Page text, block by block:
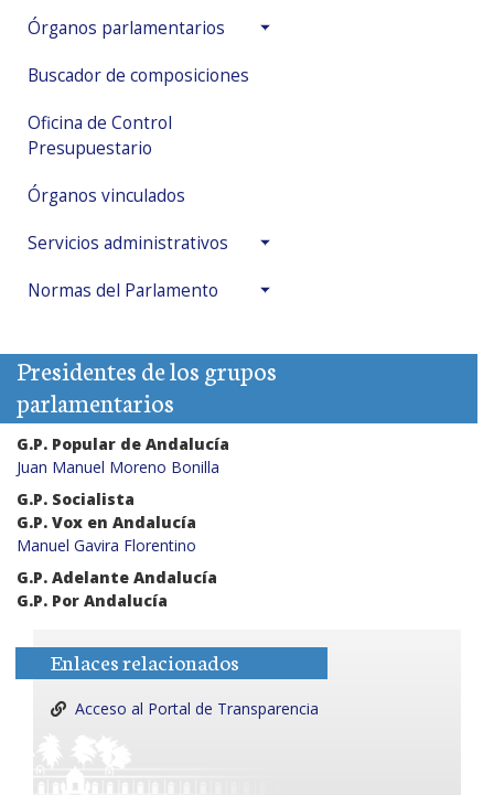
Órganos parlamentarios
Buscador de composiciones
Oficina de Control
Presupuestario
Órganos vinculados
Servicios administrativos
Normas del Parlamento
Presidentes de los grupos
parlamentarios
G.P. Popular de Andalucía
Juan Manuel Moreno Bonilla
G.P. Socialista
G.P. Vox en Andalucía
Manuel Gavira Florentino
G.P. Adelante Andalucía
G.P. Por Andalucía
Enlaces relacionados
Acceso al Portal de Transparencia